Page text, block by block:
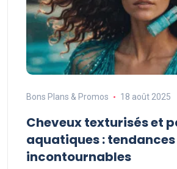
Bons Plans & Promos 18 août 2025
Cheveux texturisés et
aquatiques :
incontournables